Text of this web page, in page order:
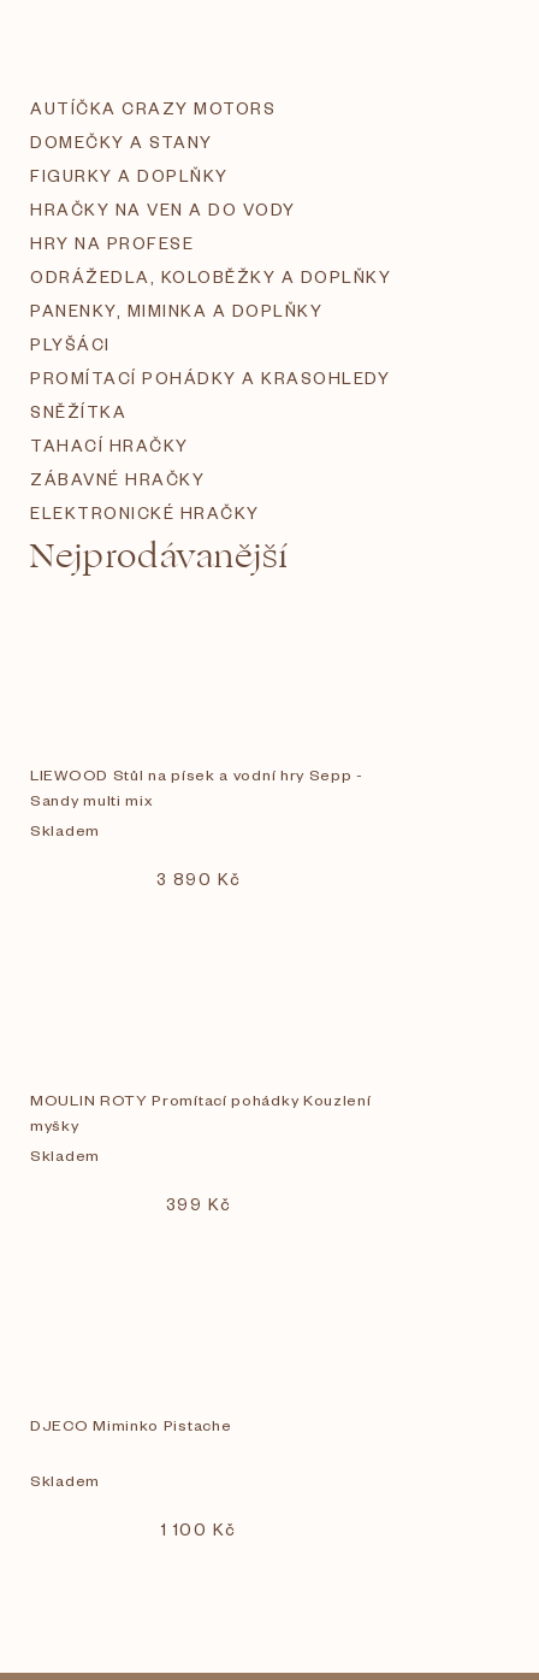
AUTÍČKA CRAZY MOTORS
DOMEČKY A STANY
FIGURKY A DOPLŇKY
HRAČKY NA VEN A DO VODY
HRY NA PROFESE
ODRÁŽEDLA, KOLOBĚŽKY A DOPLŇKY
PANENKY, MIMINKA A DOPLŇKY
PLYŠÁCI
PROMÍTACÍ POHÁDKY A KRASOHLEDY
SNĚŽÍTKA
TAHACÍ HRAČKY
ZÁBAVNÉ HRAČKY
ELEKTRONICKÉ HRAČKY
Nejprodávanější
LIEWOOD Stůl na písek a vodní hry Sepp -
Sandy multi mix
Skladem
3 890 Kč
MOULIN ROTY Promítací pohádky Kouzlení
myšky
Skladem
399 Kč
DJECO Miminko Pistache
Skladem
1 100 Kč